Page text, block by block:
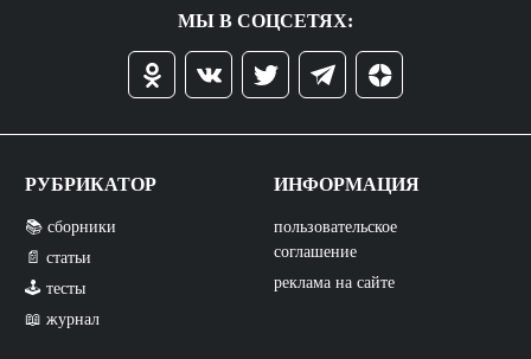
МЫ В СОЦСЕТЯХ:
РУБРИКАТОР
📚 сборники
📄 статьи
🕹️ тесты
📖 журнал
ИНФОРМАЦИЯ
пользовательское
соглашение
реклама на сайте